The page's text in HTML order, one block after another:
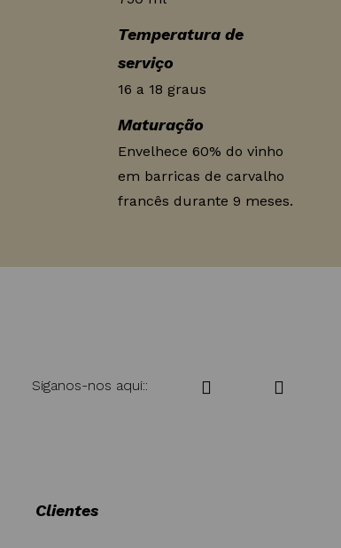
Temperatura de
serviço
16 a 18 graus
Maturação
Envelhece 60% do vinho
em barricas de carvalho
francês durante 9 meses.
Siganos-nos aqui::
Clientes